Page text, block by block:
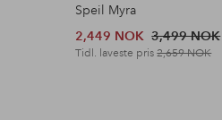
Speil Myra
2,449 NOK 3,499 NOK
Tidl. laveste pris2,659 NOK